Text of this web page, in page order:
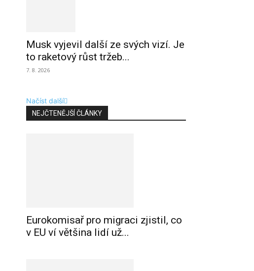
Musk vyjevil další ze svých vizí. Je
to raketový růst tržeb...
7. 8. 2026
Načíst další
NEJČTENĚJŠÍ ČLÁNKY
Eurokomisař pro migraci zjistil, co
v EU ví většina lidí už...